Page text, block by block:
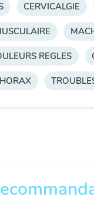
CERVICALGIE
REGLES